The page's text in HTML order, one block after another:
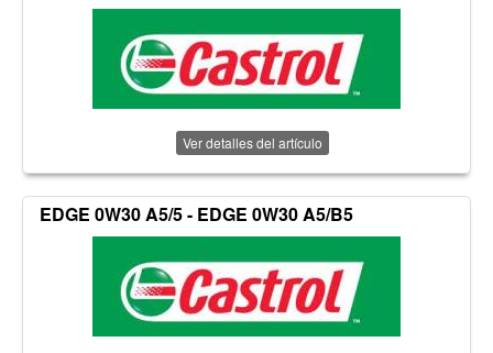
Ver detalles del artículo
EDGE 0W30 A5/5 - EDGE 0W30 A5/B5